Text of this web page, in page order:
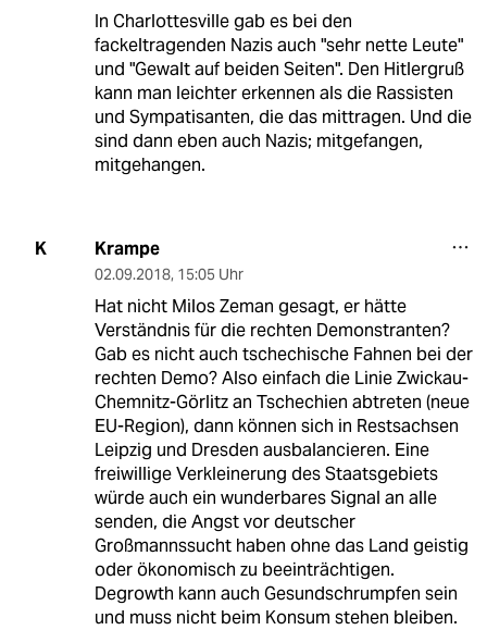
In Charlottesville gab es bei den
fackeltragenden Nazis auch "sehr nette Leute"
und "Gewalt auf beiden Seiten". Den Hitlergruß
kann man leichter erkennen als die Rassisten
und Sympatisanten, die das mittragen. Und die
sind dann eben auch Nazis; mitgefangen,
mitgehangen.
K Krampe
02.09.2018, 15:05 Uhr
Hat nicht Milos Zeman gesagt, er hätte
Verständnis für die rechten Demonstranten?
Gab es nicht auch tschechische Fahnen bei der
rechten Demo? Also einfach die Linie Zwickau-
Chemnitz-Görlitz an Tschechien abtreten (neue
EU-Region), dann können sich in Restsachsen
Leipzig und Dresden ausbalancieren. Eine
freiwillige Verkleinerung des Staatsgebiets
würde auch ein wunderbares Signal an alle
senden, die Angst vor deutscher
Großmannssucht haben ohne das Land geistig
oder ökonomisch zu beeinträchtigen.
Degrowth kann auch Gesundschrumpfen sein
und muss nicht beim Konsum stehen bleiben.